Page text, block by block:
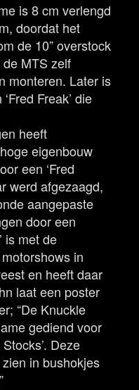
is 8 cm verlengd
doordat het
de 10” overstock
MTS zelf
monteren. Later is
Freak’ die
heeft
eigenbouw
een ‘Fred
werd afgezaagd,
aangepaste
door een
is met de
in
en heeft daar
laat een poster
“De Knuckle
gediend voor
Deze
in bushokjes